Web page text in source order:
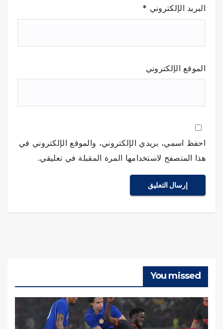
البريد الإلكتروني *
الموقع الإلكتروني
احفظ اسمي، بريدي الإلكتروني، والموقع الإلكتروني في
هذا المتصفح لاستخدامها المرة المقبلة في تعليقي.
You missed